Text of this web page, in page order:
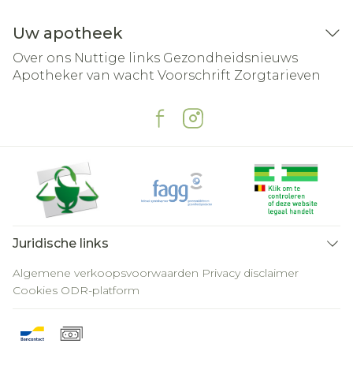
Uw apotheek
Over ons Nuttige links Gezondheidsnieuws
Apotheker van wacht Voorschrift Zorgtarieven
Juridische links
Algemene verkoopsvoorwaarden Privacy disclaimer
Cookies ODR-platform